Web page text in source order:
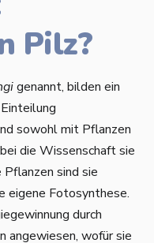
Pilz?
genannt, bilden ein
sowohl mit Pflanzen
die Wissenschaft sie
sind sie
eigene Fotosynthese.
durch
angewiesen, wofür sie